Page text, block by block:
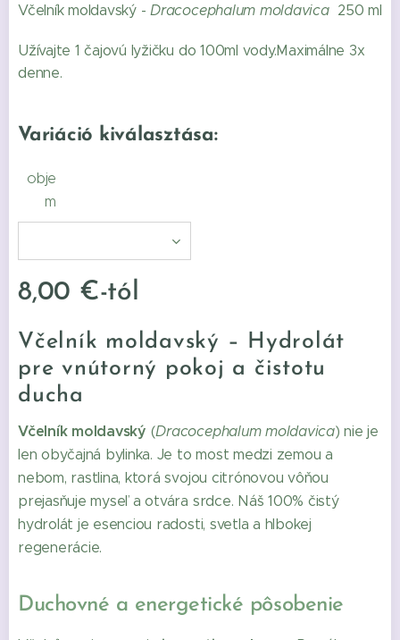
Včelník moldavský -Dracocephalum moldavica250 ml
Užívajte 1 čajovú lyžičku do 100ml vody.Maximálne 3x
denne.
Variáció kiválasztása:
obje
m
8,00 €-tól
Včelník moldavský – Hydrolát
pre vnútorný pokoj a čistotu
ducha
Včelník moldavský (Dracocephalum moldavica) nie je
len obyčajná bylinka. Je to most medzi zemou a
nebom, rastlina, ktorá svojou citrónovou vôňou
prejasňuje myseľ a otvára srdce. Náš 100% čistý
hydrolát je esenciou radosti, svetla a hlbokej
regenerácie.
Duchovné a energetické pôsobenie